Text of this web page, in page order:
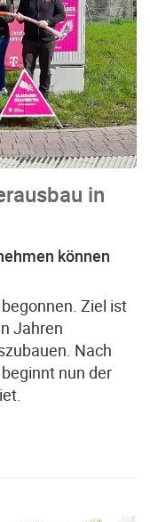
in
können
Ziel ist
Jahren
Nach
nun der